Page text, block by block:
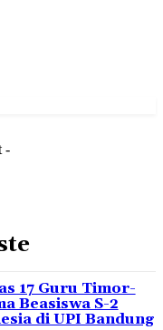
-
17 Guru Timor-
Beasiswa S-2
di UPI Bandung